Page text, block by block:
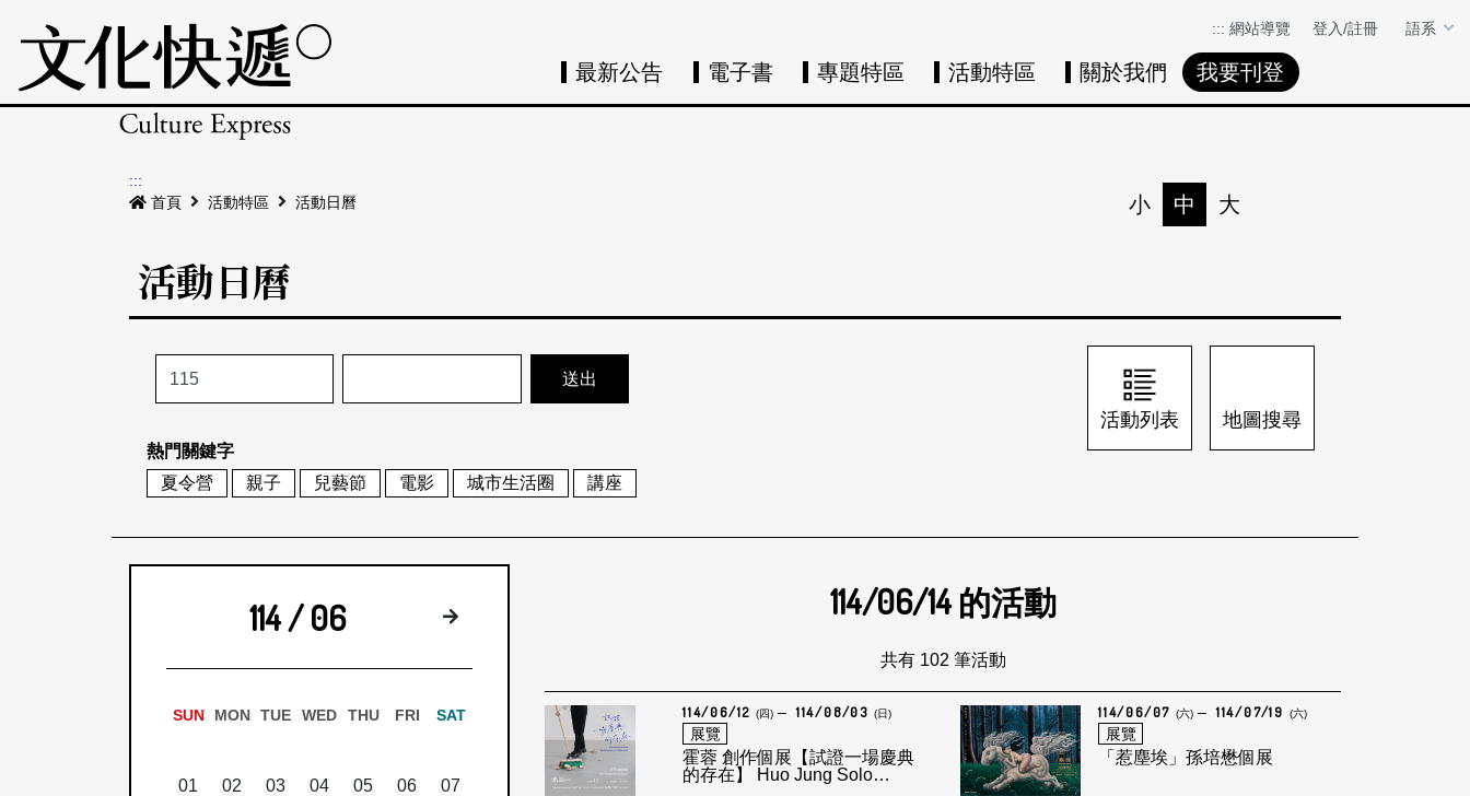
::: 網站導覽 登入/註冊 語系
最新公告 電子書 專題特區 活動特區 關於我們 我要刊登
:::
首頁
活動特區 活動日曆 小 中 大
活動日曆
熱門關鍵字
夏令營
親子 兒藝節 電影 城市生活圈 講座
活動列表 地圖搜尋
114 / 06 下個月
SUN MON TUE WED THU FRI SAT
01 02 03 04 05 06 07
114/06/14的活動
共有 102 筆活動
114/06/12 (四) 114/08/03 (日)
展覽
霍蓉 創作個展【試證一場慶典
的存在】 Huo Jung Solo
114/06/07 (六) 114/07/19 (六)
展覽
「惹塵埃」孫培懋個展